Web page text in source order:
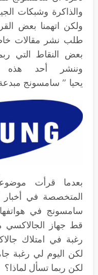
ولكن اتهمنا بعض
طلب نشر مقالات
بعض النقاط التي
وننشر أحد هذه
يحيا ” سامسونج مبدعة
بعدما قرأت
المتخصصة في أخبار
سامسونج في هواتفها
قط جهاز الجالاكسي
لكن ربما تسأل لماذا؟